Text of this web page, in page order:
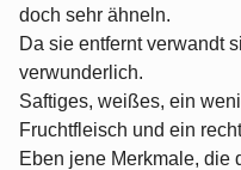
doch sehr ähneln.
Da sie entfernt verwandt
verwunderlich.
Saftiges, weißes, ein
Fruchtfleisch und ein
Eben jene Merkmale, die